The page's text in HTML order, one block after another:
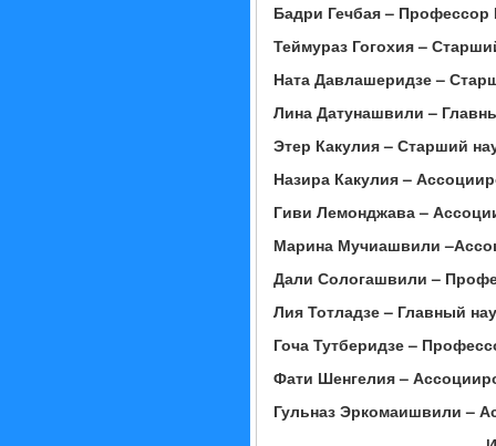
Бадри Гечбая – Профессор
Теймураз Гогохия –
Ната Давлашеридзе –
Лина Датунашвили –
Этер Какулия – Старший
Назира Какулия –
Гиви Лемонджава–
Марина Мучиашвили –
Дали Сологашвили –
Лия Тотладзе– Главный
Гоча Тутберидзе–
Фати Шенгелия–
Гульназ Эркомаишвили –